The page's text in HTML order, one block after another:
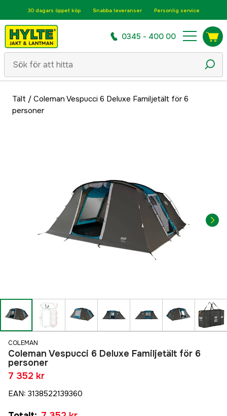
30 dagars öppet köp Snabba leveranser Personlig service
0345 - 400 00
Tält / Coleman Vespucci 6 Deluxe Familjetält för 6
personer
COLEMAN
Coleman Vespucci 6 Deluxe Familjetält för 6
personer
7 352 kr
EAN: 3138522139360